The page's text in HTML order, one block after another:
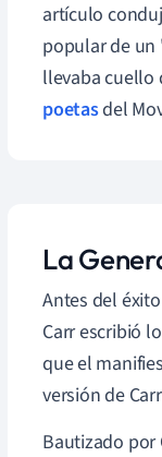
artículo
popular de
llevaba cuello
poetasdel
La
Antes del
Carr escribió
que el
versión de
Bautizado por